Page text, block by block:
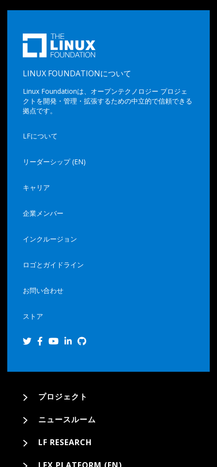
LINUX FOUNDATIONについて
Linux Foundationは、オープンテクノロジー プロジェ
クトを開発・管理・拡張するための中立的で信頼できる
拠点です。
LFについて
リーダーシップ (EN)
キャリア
企業メンバー
インクルージョン
ロゴとガイドライン
お問い合わせ
ストア
プロジェクト
ニュースルーム
LF RESEARCH